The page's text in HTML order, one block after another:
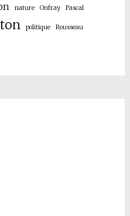
nature Onfray Pascal
politique Rousseau